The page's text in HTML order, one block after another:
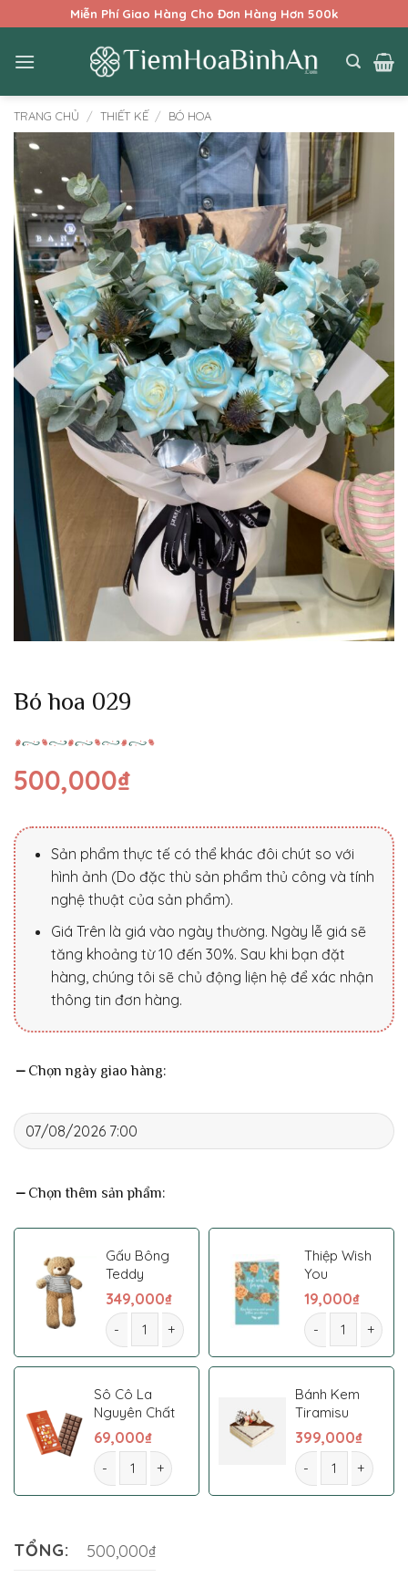
qua
nội
Miễn Phí Giao Hàng Cho Đơn Hàng Hơn 500k
TRANG CHỦ / THIẾT KẾ / BÓ HOA
Bó hoa 029
500,000₫
Sản phẩm thực tế có thể khác đôi chút so với
hình ảnh (Do đặc thù sản phẩm thủ công và tính
nghệ thuật của sản phẩm).
Giá Trên là giá vào ngày thường. Ngày lễ giá sẽ
tăng khoảng từ 10 đến 30%. Sau khi bạn đặt
hàng, chúng tôi sẽ chủ động liện hệ để xác nhận
thông tin đơn hàng.
Chọn ngày giao hàng:
Chọn thêm sản phẩm:
Gấu Bông
Teddy
349,000₫
Bó hoa 029 số lượng
Thiệp Wish
You
19,000₫
Bó hoa 029 số
Sô Cô La
Nguyên Chất
69,000₫
Bó hoa 029 số lượng
Bánh Kem
Tiramisu
399,000₫
Bó hoa 029 số
TỔNG: 500,000₫